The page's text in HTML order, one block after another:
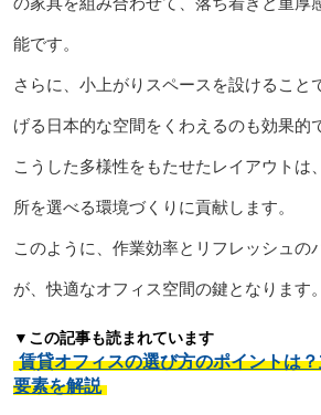
能です。
さらに、小上がりスペースを設けること
げる日本的な空間をくわえるのも効果的
こうした多様性をもたせたレイアウトは
所を選べる環境づくりに貢献します。
このように、作業効率とリフレッシュの
が、快適なオフィス空間の鍵となります。
▼この記事も読まれています
賃貸オフィスの選び方のポイントは
要素を解説